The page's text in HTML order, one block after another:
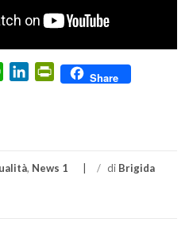
WhatsApp
LinkedInPrintFriendly
Share
, News 1 / di Brigida